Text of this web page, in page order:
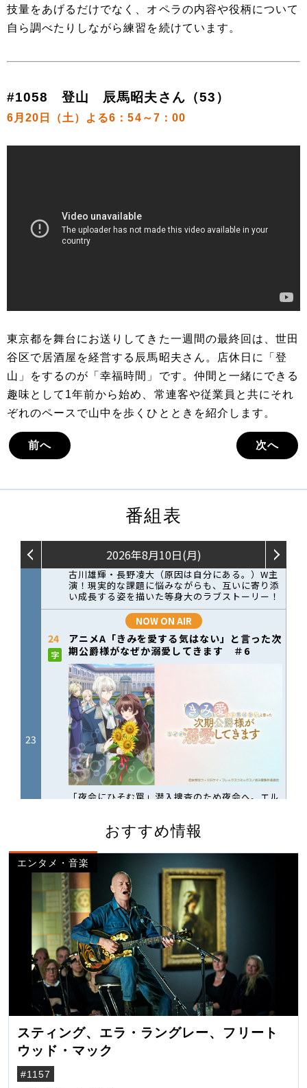
技量をあげるだけでなく、オペラの内容や役柄について
自ら調べたりしながら練習を続けています。
#1058 登山 辰馬昭夫さん（53）
6月20日（土）よる6：54～7：00
東京都を舞台にお送りしてきた一週間の最終回は、世田
谷区で居酒屋を経営する辰馬昭夫さん。店休日に「登
山」をするのが「幸福時間」です。仲間と一緒にできる
趣味として1年前から始め、常連客や従業員と共にそれ
ぞれのペースで山中を歩くひとときを紹介します。
前へ 次へ
番組表
おすすめ情報
エンタメ・音楽
スティング、エラ・ラングレー、フリート
ウッド・マック
#1157